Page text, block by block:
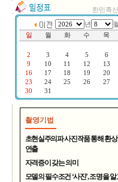
연변TV, 중국CCTV방송
400년 전통의 명주 - 대
한민족
촬영기법
초현실주의파 사진작품 통해 환
연출
자격증이 갖는 의미
모델의 필수조건 ‘사진’, 조명을